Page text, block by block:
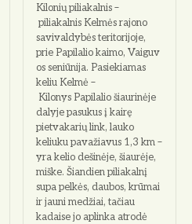
Kilonių piliakalnis –
piliakalnis Kelmės rajono
savivaldybės teritorijoje,
prie Papilalio kaimo, Vaiguv
os seniūnija. Pasiekiamas
keliu Kelmė –
Kilonys Papilalio šiaurinėje
dalyje pasukus į kairę
pietvakarių link, lauko
keliuku pavažiavus 1,3 km –
yra kelio dešinėje, šiaurėje,
miške. Šiandien piliakalnį
supa pelkės, daubos, krūmai
ir jauni medžiai, tačiau
kadaise jo aplinka atrodė